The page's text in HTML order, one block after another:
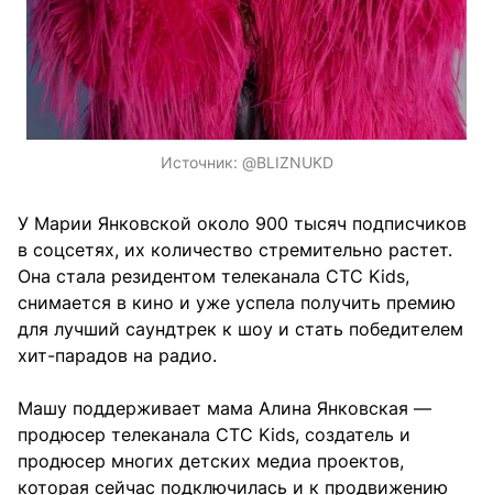
Источник: @BLIZNUKD
У Марии Янковской около 900 тысяч подписчиков
в соцсетях, их количество стремительно растет.
Она стала резидентом телеканала CTC Kids,
снимается в кино и уже успела получить премию
для лучший саундтрек к шоу и стать победителем
хит-парадов на радио.
Машу поддерживает мама Алина Янковская —
продюсер телеканала CTC Kids, создатель и
продюсер многих детских медиа проектов,
которая сейчас подключилась и к продвижению